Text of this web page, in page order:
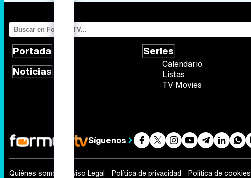
Portada
Noticias
Series
Calendario
Listas
TV Movies
Síguenos
Quiénes somos Aviso Legal Política de privacidad Política de cookies